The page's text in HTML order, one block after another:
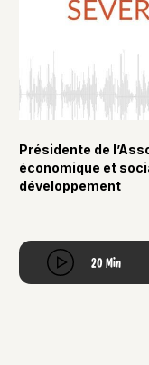
Présidente de
économique et
développement
20 Min